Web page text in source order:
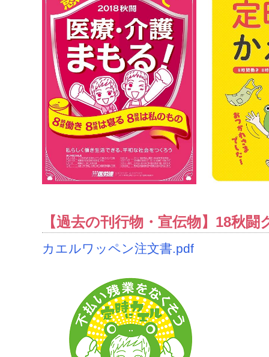
【過去の刊行物・宣伝物】18秋闘
カエルワッペン注文書.pdf